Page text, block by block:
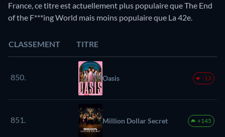
France, ce titre est actuellement plus populaire que The End
of the F***ing World mais moins populaire que La 42e.
CLASSEMENT TITRE
850. Oasis -13
851. Million Dollar Secret +145